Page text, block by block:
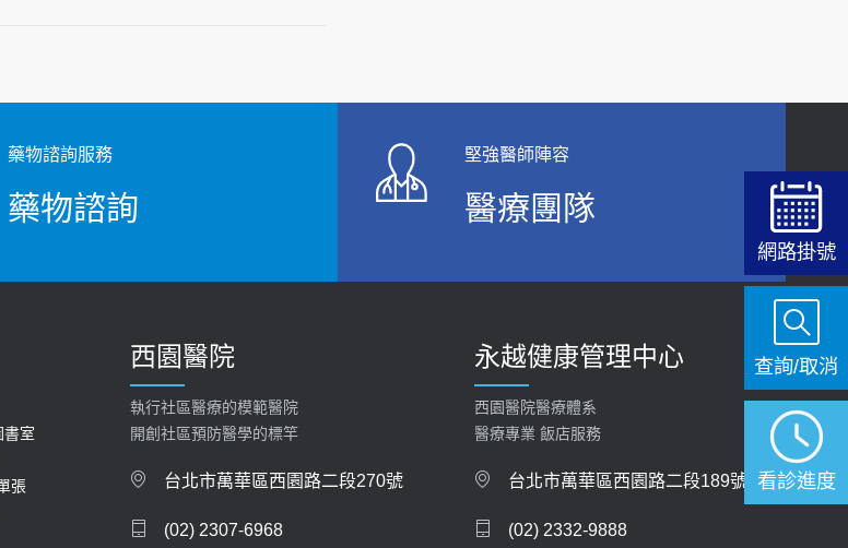
藥物諮詢服務
藥物諮詢
堅強醫師陣容
醫療團隊
書室
張
西園醫院
執行社區醫療的模範醫院
開創社區預防醫學的標竿
台北市萬華區西園路二段270號
(02) 2307-6968
永越健康管理中心
西園醫院醫療體系
醫療專業 飯店服務
台北市萬華區西園路二段189號
(02) 2332-9888
網路掛號
看診進度
查詢/取消